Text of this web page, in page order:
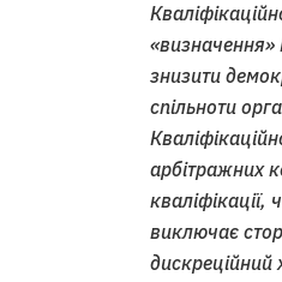
знизити
спільноти
арбітражних
кваліфікації,
виключає